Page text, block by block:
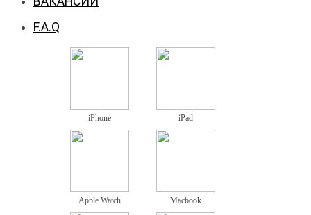
F.A.Q
iPhone iPad
Apple Watch Macbook